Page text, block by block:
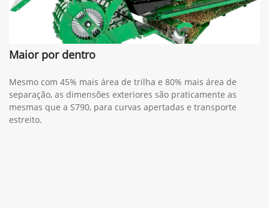
Maior por dentro
Mesmo com 45% mais área de trilha e 80% mais área de
separação, as dimensões exteriores são praticamente as
mesmas que a S790, para curvas apertadas e transporte
estreito.